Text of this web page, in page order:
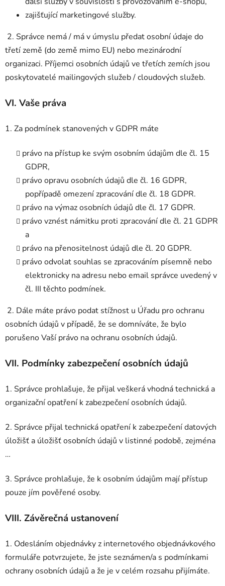
zajišťující marketingové služby.
2. Správce nemá / má v úmyslu předat osobní údaje do
třetí země (do země mimo EU) nebo mezinárodní
organizaci. Příjemci osobních údajů ve třetích zemích jsou
poskytovatelé mailingových služeb / cloudových služeb.
VI. Vaše práva
1. Za podmínek stanovených v GDPR máte
právo na přístup ke svým osobním údajům dle čl. 15
GDPR,
právo opravu osobních údajů dle čl. 16 GDPR,
popřípadě omezení zpracování dle čl. 18 GDPR.
právo na výmaz osobních údajů dle čl. 17 GDPR.
právo vznést námitku proti zpracování dle čl. 21 GDPR
a
právo na přenositelnost údajů dle čl. 20 GDPR.
právo odvolat souhlas se zpracováním písemně nebo
elektronicky na adresu nebo email správce uvedený v
čl. III těchto podmínek.
2. Dále máte právo podat stížnost u Úřadu pro ochranu
osobních údajů v případě, že se domníváte, že bylo
porušeno Vaší právo na ochranu osobních údajů.
VII. Podmínky zabezpečení osobních údajů
1. Správce prohlašuje, že přijal veškerá vhodná technická a
organizační opatření k zabezpečení osobních údajů.
2. Správce přijal technická opatření k zabezpečení datových
úložišť a úložišť osobních údajů v listinné podobě, zejména
…
3. Správce prohlašuje, že k osobním údajům mají přístup
pouze jím pověřené osoby.
VIII. Závěrečná ustanovení
1. Odesláním objednávky z internetového objednávkového
formuláře potvrzujete, že jste seznámen/a s podmínkami
ochrany osobních údajů a že je v celém rozsahu přijímáte.